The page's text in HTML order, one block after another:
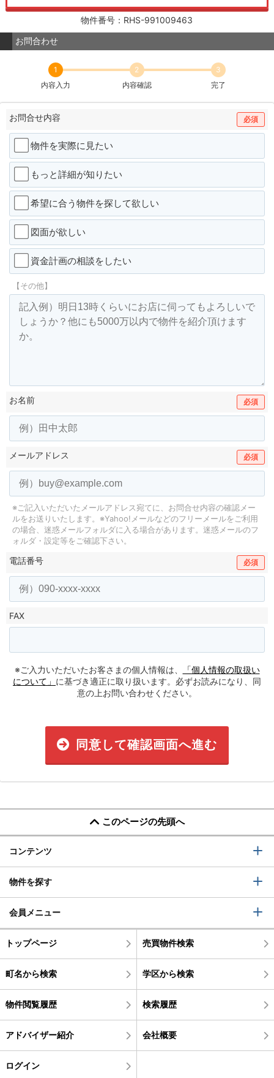
物件番号：RHS-991009463
お問合わせ
1
内容入力
2
内容確認
3
完了
お問合せ内容 必須
物件を実際に見たい
もっと詳細が知りたい
希望に合う物件を探して欲しい
図面が欲しい
資金計画の相談をしたい
【その他】
お名前 必須
メールアドレス 必須
※ご記入いただいたメールアドレス宛てに、お問合せ内容の確認メー
ルをお送りいたします。 ※Yahoo!メールなどのフリーメールをご利用
の場合、迷惑メールフォルダに入る場合があります。 迷惑メールのフ
ォルダ・設定等をご確認下さい。
電話番号 必須
FAX
※ご入力いただいたお客さまの個人情報は、
「個人情報の取扱い
について」 に基づき適正に取り扱います。必ずお読みになり、同
意の上お問い合わせください。
同意して確認画面へ進む
このページの先頭へ
コンテンツ
物件を探す
会員メニュー
トップページ 売買物件検索
町名から検索 学区から検索
物件閲覧履歴 検索履歴
アドバイザー紹介 会社概要
ログイン